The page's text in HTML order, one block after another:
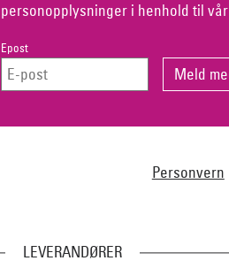
personopplysninger i henhold til vår
Epost
Personvern
LEVERANDØRER